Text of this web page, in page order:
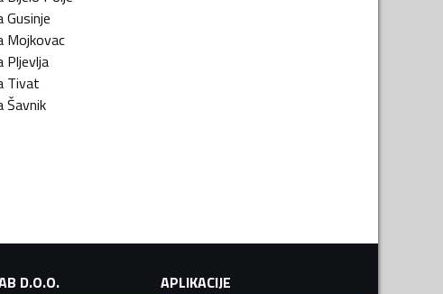
Gusinje
Mojkovac
Pljevlja
Tivat
Šavnik
D.O.O.
APLIKACIJE